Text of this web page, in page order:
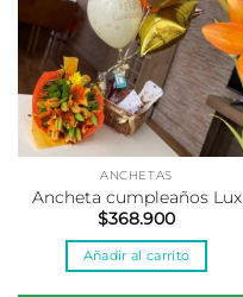
ANCHETAS
Ancheta cumpleaños Lux
$368.900
Añadir al carrito